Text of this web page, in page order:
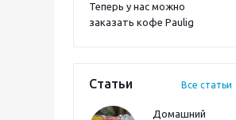
Теперь у нас можно
заказать кофе Paulig
Статьи Все статьи
Домашний